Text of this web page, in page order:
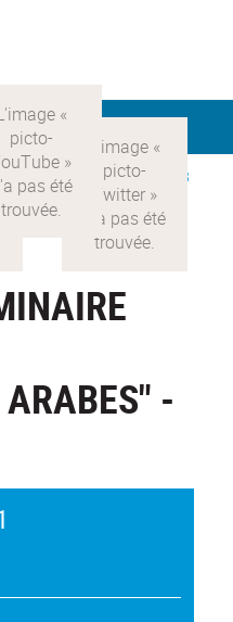
française > Recherche >
8
-